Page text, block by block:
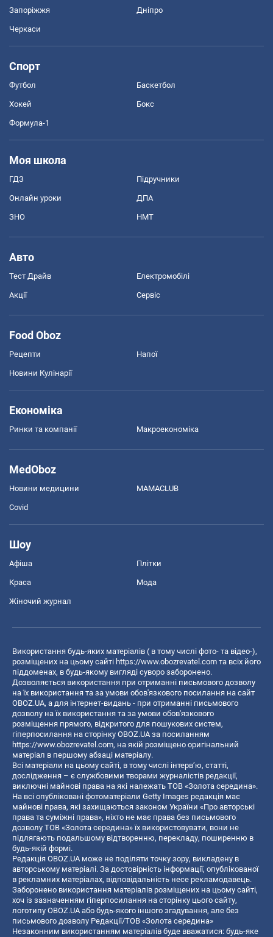
Запоріжжя Дніпро
Черкаси
Спорт
Футбол Баскетбол
Хокей Бокс
Формула-1
Моя школа
ГДЗ Підручники
Онлайн уроки ДПА
ЗНО НМТ
Авто
Тест Драйв Електромобілі
Акції Сервіс
Food Oboz
Рецепти Напої
Новини Кулінарії
Економіка
Ринки та компанії Макроекономіка
MedOboz
Новини медицини MAMACLUB
Covid
Шоу
Афіша Плітки
Краса Мода
Жіночий журнал
Використання будь-яких матеріалів ( в тому числі фото- та відео-),
розміщених на цьому сайті https://www.obozrevatel.com та всіх його
піддоменах, в будь-якому вигляді суворо заборонено.
Дозволяється використання при отриманні письмового дозволу
на їх використання та за умови обов'язкового посилання на сайт
OBOZ.UA, а для інтернет-видань - при отриманні письмового
дозволу на їх використання та за умови обов'язкового
розміщення прямого, відкритого для пошукових систем,
гіперпосилання на сторінку OBOZ.UA за посиланням
https://www.obozrevatel.com, на якій розміщено оригінальний
матеріал в першому абзаці матеріалу.
Всі матеріали на цьому сайті, в тому числі інтерв’ю, статті,
дослідження – є службовими творами журналістів редакції,
виключні майнові права на які належать ТОВ «Золота середина».
На всі опубліковані фотоматеріали Getty Images редакція має
майнові права, які захищаються законом України «Про авторські
права та суміжні права», ніхто не має права без письмового
дозволу ТОВ «Золота середина» їх використовувати, вони не
підлягають подальшому відтворенню, перекладу, поширенню в
будь-якій формі.
Редакція OBOZ.UA може не поділяти точку зору, викладену в
авторському матеріалі. За достовірність інформації, опублікованої
в рекламних матеріалах, відповідальність несе рекламодавець.
Заборонено використання матеріалів розміщених на цьому сайті,
хоч із зазначенням гіперпосилання на сторінку цього сайту,
логотипу OBOZ.UA або будь-якого іншого згадування, але без
письмового дозволу Редакції/ТОВ «Золота середина»
Незаконним використанням матеріалів буде вважатися: будь-яке